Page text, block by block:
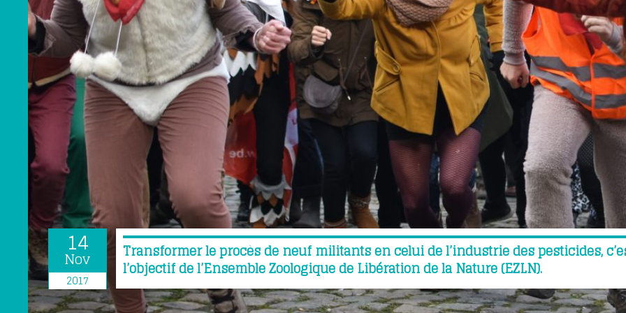
14
Nov
2017
Transformer le procès de neuf militants en celui de l’industrie des pesticides,
l’objectif de l’Ensemble Zoologique de Libération de la Nature (EZLN).